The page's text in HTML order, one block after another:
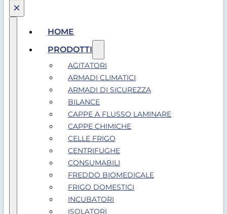
×
HOME
PRODOTTI
AGITATORI
ARMADI CLIMATICI
ARMADI DI SICUREZZA
BILANCE
CAPPE A FLUSSO LAMINARE
CAPPE CHIMICHE
CELLE FRIGO
CENTRIFUGHE
CONSUMABILI
FREDDO BIOMEDICALE
FRIGO DOMESTICI
INCUBATORI
ISOLATORI